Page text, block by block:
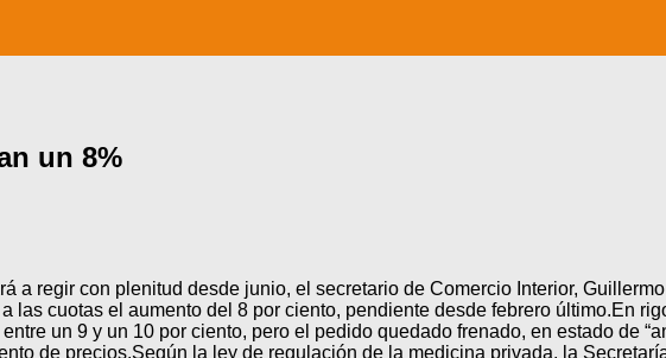
un 8%
a regir con plenitud desde junio, el secretario de Comercio Interior,
las cuotas el aumento del 8 por ciento, pendiente desde febrero último.En
un 9 y un 10 por ciento, pero el pedido quedado frenado, en estado de
de precios.Según la ley de regulación de la medicina privada, la